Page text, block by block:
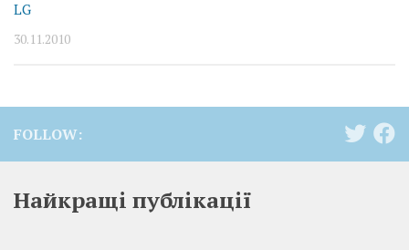
LG
30.11.2010
FOLLOW:
Найкращі публікації